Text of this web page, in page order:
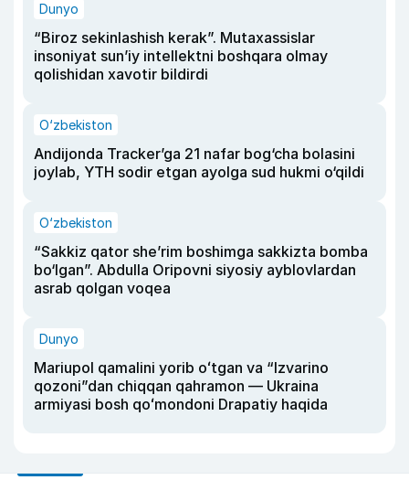
Dunyo
“Biroz sekinlashish kerak”. Mutaxassislar
insoniyat sun’iy intellektni boshqara olmay
qolishidan xavotir bildirdi
O‘zbekiston
Andijonda Tracker’ga 21 nafar bog‘cha bolasini
joylab, YTH sodir etgan ayolga sud hukmi o‘qildi
O‘zbekiston
“Sakkiz qator she’rim boshimga sakkizta bomba
bo‘lgan”. Abdulla Oripovni siyosiy ayblovlardan
asrab qolgan voqea
Dunyo
Mariupol qamalini yorib oʻtgan va “Izvarino
qozoni”dan chiqqan qahramon — Ukraina
armiyasi bosh qoʻmondoni Drapatiy haqida